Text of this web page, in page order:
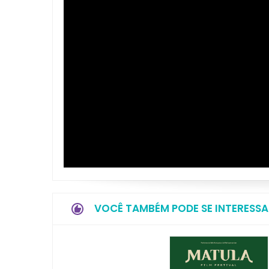
VOCÊ TAMBÉM PODE SE